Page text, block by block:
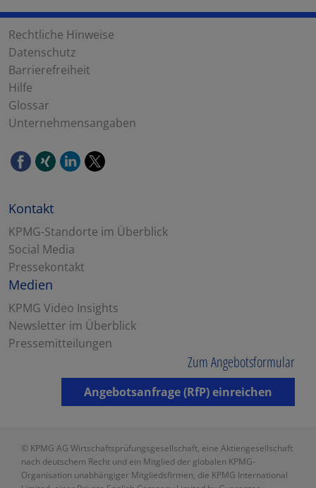
Rechtliche Hinweise
Datenschutz
Barrierefreiheit
Hilfe
Glossar
Unternehmensangaben
Kontakt
KPMG-Standorte im Überblick
Social Media
Pressekontakt
Medien
KPMG Video Insights
Newsletter im Überblick
Pressemitteilungen
Zum Angebotsformular
Angebotsanfrage (RfP) einreichen
© KPMG AG Wirtschaftsprüfungsgesellschaft, eine Aktiengesellschaft
nach deutschem Recht und ein Mitglied der globalen KPMG-
Organisation unabhängiger Mitgliedsfirmen, die KPMG International